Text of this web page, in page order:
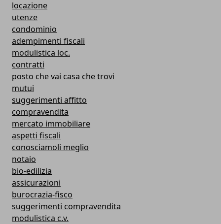
locazione
utenze
condominio
adempimenti fiscali
modulistica loc.
contratti
posto che vai casa che trovi
mutui
suggerimenti affitto
compravendita
mercato immobiliare
aspetti fiscali
conosciamoli meglio
notaio
bio-edilizia
assicurazioni
burocrazia-fisco
suggerimenti compravendita
modulistica c.v.